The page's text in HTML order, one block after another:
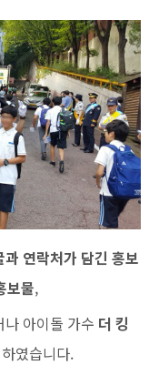
연락처가 담긴 홍보
보물,
나 아이돌 가수 더 킹
였습니다.